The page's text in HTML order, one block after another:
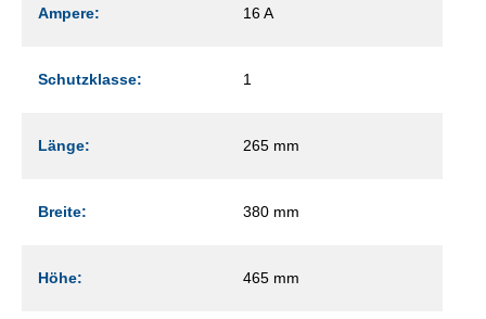
Ampere: 16 A
Schutzklasse: 1
Länge: 265 mm
Breite: 380 mm
Höhe: 465 mm